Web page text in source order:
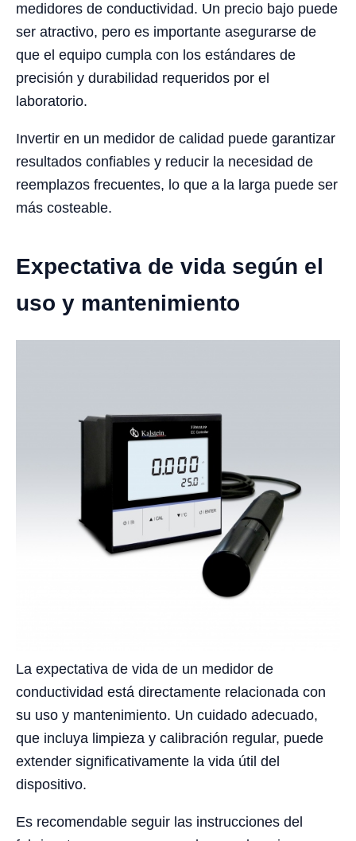
medidores de conductividad. Un precio bajo puede
ser atractivo, pero es importante asegurarse de
que el equipo cumpla con los estándares de
precisión y durabilidad requeridos por el
laboratorio.
Invertir en un medidor de calidad puede garantizar
resultados confiables y reducir la necesidad de
reemplazos frecuentes, lo que a la larga puede ser
más costeable.
Expectativa de vida según el
uso y mantenimiento
La expectativa de vida de un medidor de
conductividad está directamente relacionada con
su uso y mantenimiento. Un cuidado adecuado,
que incluya limpieza y calibración regular, puede
extender significativamente la vida útil del
dispositivo.
Es recomendable seguir las instrucciones del